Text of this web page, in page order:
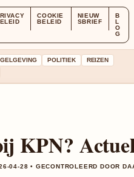
COOKIE
BELEID
NIEUW
SBRIEF
B
L
O
G
POLITIEK
REIZEN
KPN?
04-28 • GECONTROLEERD DOOR